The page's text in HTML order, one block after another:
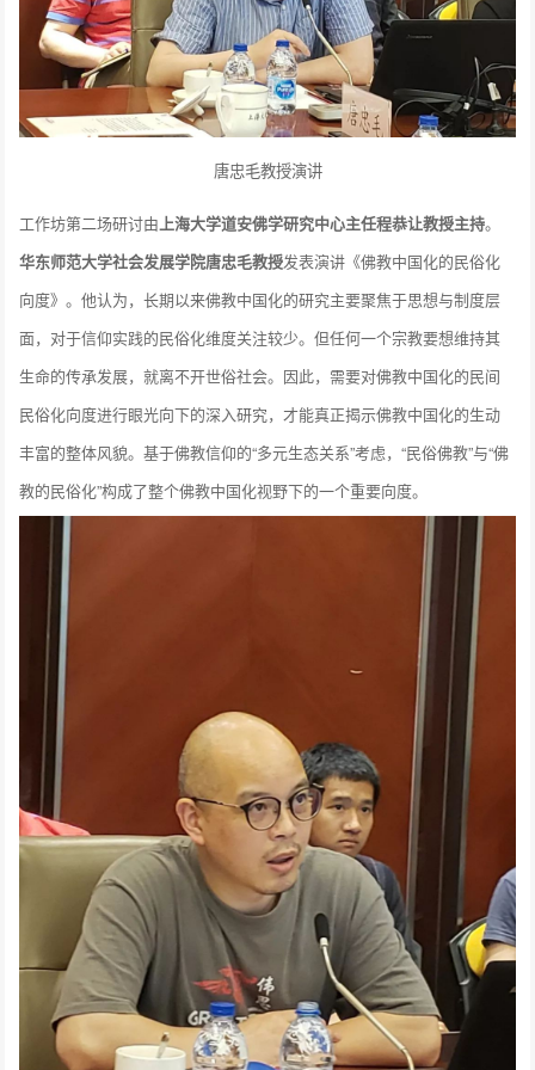
唐忠毛教授演讲
工作坊第二场研讨由上海大学道安佛学研究中心主任程恭让教授主持。
华东师范大学社会发展学院唐忠毛教授发表演讲《佛教中国化的民俗化
向度》。他认为，长期以来佛教中国化的研究主要聚焦于思想与制度层
面，对于信仰实践的民俗化维度关注较少。但任何一个宗教要想维持其
生命的传承发展，就离不开世俗社会。因此，需要对佛教中国化的民间
民俗化向度进行眼光向下的深入研究，才能真正揭示佛教中国化的生动
丰富的整体风貌。基于佛教信仰的“多元生态关系”考虑，“民俗佛教”与“佛
教的民俗化”构成了整个佛教中国化视野下的一个重要向度。